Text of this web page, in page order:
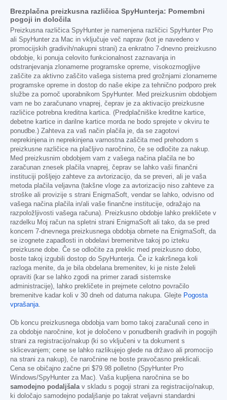
Brezplačna preizkusna različica SpyHunterja: Pomembni
pogoji in določila
Preizkusna različica SpyHunter je namenjena različici SpyHunter Pro
ali SpyHunter za Mac in vključuje več naprav (kot je navedeno v
promocijskih gradivih/nakupni strani) za enkratno 7-dnevno preizkusno
obdobje, ki ponuja celovito funkcionalnost zaznavanja in
odstranjevanja zlonamerne programske opreme, visokozmogljive
zaščite za aktivno zaščito vašega sistema pred grožnjami zlonamerne
programske opreme in dostop do naše ekipe za tehnično podporo prek
službe za pomoč uporabnikom SpyHunter. Med preizkusnim obdobjem
vam ne bo zaračunano vnaprej, čeprav je za aktivacijo preizkusne
različice potrebna kreditna kartica. (Predplačniške kreditne kartice,
debetne kartice in darilne kartice morda ne bodo sprejete v okviru te
ponudbe.) Zahteva za vaš način plačila je, da se zagotovi
neprekinjena in neprekinjena varnostna zaščita med prehodom s
preizkusne različice na plačljivo naročnino, če se odločite za nakup.
Med preizkusnim obdobjem vam z vašega načina plačila ne bo
zaračunan znesek plačila vnaprej, čeprav se lahko vaši finančni
instituciji pošljejo zahteve za avtorizacijo, da se preveri, ali je vaša
metoda plačila veljavna (takšne vloge za avtorizacijo niso zahteve za
stroške ali provizije s strani EnigmaSoft, vendar se lahko, odvisno od
vašega načina plačila in/ali vaše finančne institucije, odražajo na
razpoložljivosti vašega računa). Preizkusno obdobje lahko prekličete v
razdelku Moj račun na spletni strani EnigmaSoft ali tako, da se pred
koncem 7-dnevnega preizkusnega obdobja obrnete na EnigmaSoft, da
se izognete zapadlosti in obdelavi bremenitve takoj po izteku
preizkusne dobe. Če se odločite za preklic med preizkusno dobo,
boste takoj izgubili dostop do SpyHunterja. Če iz kakršnega koli
razloga menite, da je bila obdelana bremenitev, ki je niste želeli
opraviti (kar se lahko zgodi na primer zaradi sistemske
administracije), lahko prekličete in prejmete celotno povračilo
bremenitve kadar koli v 30 dneh od datuma nakupa. Glejte Pogosta
vprašanja
Ob koncu preizkusnega obdobja vam bomo takoj zaračunali ceno in
za obdobje naročnine, kot je določeno v ponudbenih gradivih in pogojih
strani za registracijo/nakup (ki so vključeni v ta dokument s
sklicevanjem; cene se lahko razlikujejo glede na državo ali promocijo
na strani za nakup), če naročnine ne boste pravočasno preklicali.
Cena se običajno začne pri $79.98 polletno (SpyHunter Pro
Windows/SpyHunter za Mac). Vaša kupljena naročnina se bo
samodejno podaljšala v skladu s pogoji strani za registracijo/nakup,
ki določajo samodejno podaljšanje po takrat veljavni standardni